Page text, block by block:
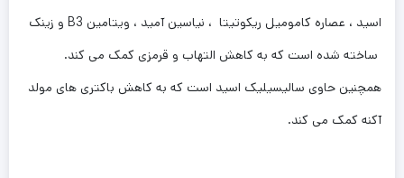
اسید ، عصاره کامومیل ریکوتیتا ، نیاسین آمید ، ویتامین B3 و زینک
ساخته شده است که به کاهش التهاب و قرمزی کمک می کند.
همچنین حاوی سالیسیلیک اسید است که به کاهش باکتری های مولد
آکنه کمک می کند.